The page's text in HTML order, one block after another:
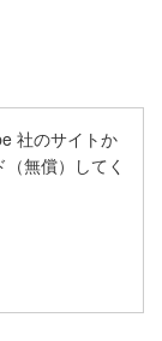
社のサイトか
無償）してく